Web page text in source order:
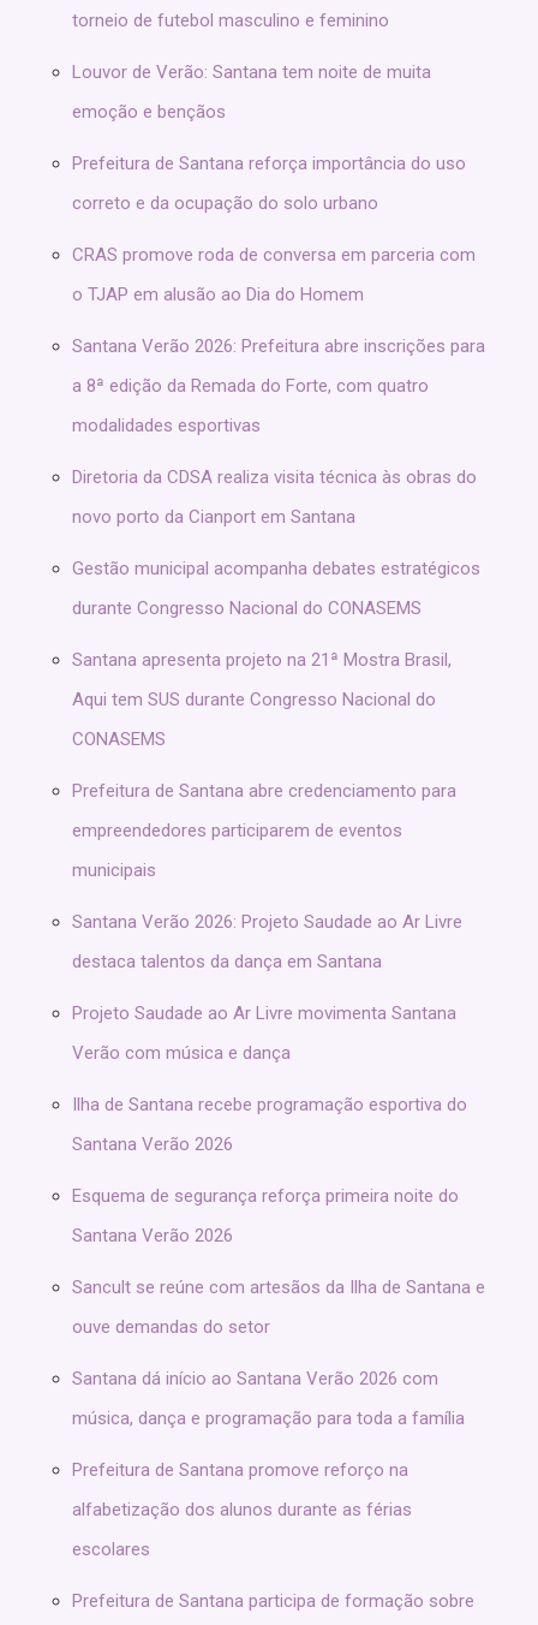
torneio de futebol masculino e feminino
Louvor de Verão: Santana tem noite de muita
emoção e bençãos
Prefeitura de Santana reforça importância do uso
correto e da ocupação do solo urbano
CRAS promove roda de conversa em parceria com
o TJAP em alusão ao Dia do Homem
Santana Verão 2026: Prefeitura abre inscrições para
a 8ª edição da Remada do Forte, com quatro
modalidades esportivas
Diretoria da CDSA realiza visita técnica às obras do
novo porto da Cianport em Santana
Gestão municipal acompanha debates estratégicos
durante Congresso Nacional do CONASEMS
Santana apresenta projeto na 21ª Mostra Brasil,
Aqui tem SUS durante Congresso Nacional do
CONASEMS
Prefeitura de Santana abre credenciamento para
empreendedores participarem de eventos
municipais
Santana Verão 2026: Projeto Saudade ao Ar Livre
destaca talentos da dança em Santana
Projeto Saudade ao Ar Livre movimenta Santana
Verão com música e dança
Ilha de Santana recebe programação esportiva do
Santana Verão 2026
Esquema de segurança reforça primeira noite do
Santana Verão 2026
Sancult se reúne com artesãos da Ilha de Santana e
ouve demandas do setor
Santana dá início ao Santana Verão 2026 com
música, dança e programação para toda a família
Prefeitura de Santana promove reforço na
alfabetização dos alunos durante as férias
escolares
Prefeitura de Santana participa de formação sobre